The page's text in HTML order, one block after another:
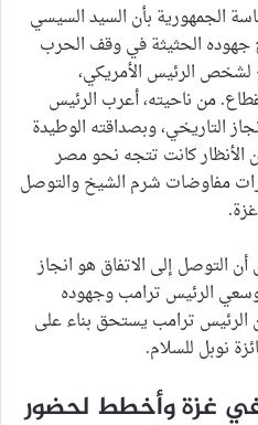
الجمهورية بأن السيد السيسي
جهوده الحثيثة في وقف الحرب
لشخص الرئيس الأمريكي،
من ناحيته، أعرب الرئيس
التاريخي، وبصداقته الوطيدة
الأنظار كانت تتجه نحو مصر
مفاوضات شرم الشيخ والتوصل
التوصل إلى الاتفاق هو انجاز
الرئيس ترامب وجهوده
الرئيس ترامب يستحق بناء على
نوبل للسلام.
في غزة وأخطط لحضور